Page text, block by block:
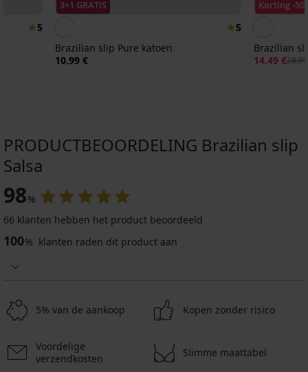
5
3+1 GRATIS
5
Brazilian slip Pure katoen
10,99 €
Korting -
Brazilian
14,49 €
Brazilian
14,99
€
3+1
GRATIS
3PACK
Brazilian
katoen
17,99
Brazilian
€
actie
GRATIS
GRATIS
PRODUCTBEOORDELING Brazilian slip
Salsa
98%
66 klanten hebben het product beoordeeld
100% klanten raden dit product aan
5% van de aankoop Kopen zonder risico
Voordelige
verzendkosten
Slimme maattabel